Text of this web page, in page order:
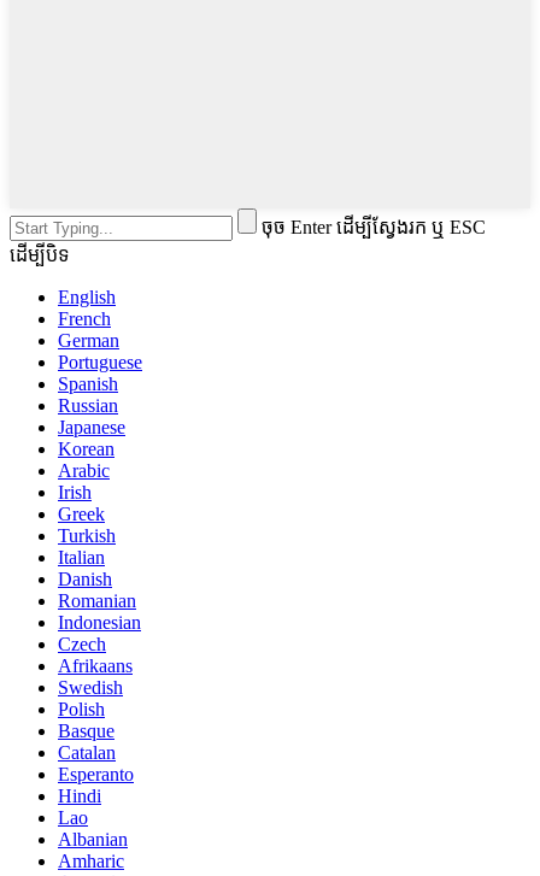
ចុច Enter ដើម្បីស្វែងរក ឬ ESC
ដើម្បីបិទ
English
French
German
Portuguese
Spanish
Russian
Japanese
Korean
Arabic
Irish
Greek
Turkish
Italian
Danish
Romanian
Indonesian
Czech
Afrikaans
Swedish
Polish
Basque
Catalan
Esperanto
Hindi
Lao
Albanian
Amharic